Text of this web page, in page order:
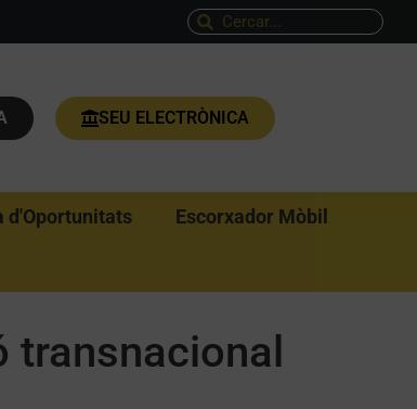
SEU ELECTRÒNICA
d'Oportunitats Escorxador Mòbil